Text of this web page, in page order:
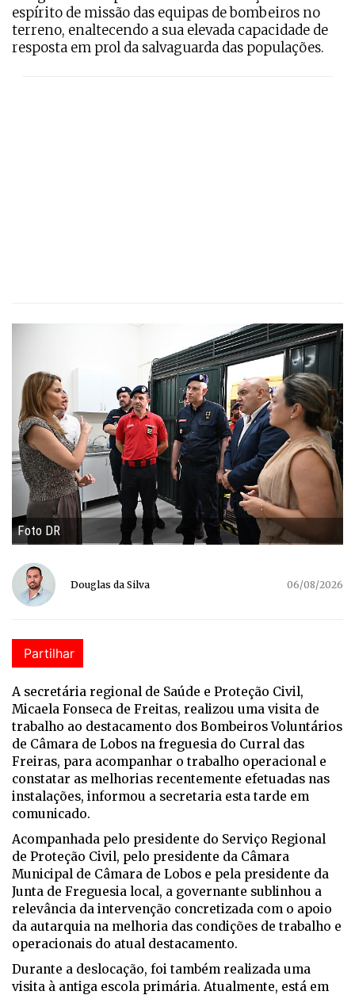
espírito de missão das equipas de bombeiros no
terreno, enaltecendo a sua elevada capacidade de
resposta em prol da salvaguarda das populações.
Foto DR
Douglas da Silva 06/08/2026
Partilhar
A secretária regional de Saúde e Proteção Civil,
Micaela Fonseca de Freitas, realizou uma visita de
trabalho ao destacamento dos Bombeiros Voluntários
de Câmara de Lobos na freguesia do Curral das
Freiras, para acompanhar o trabalho operacional e
constatar as melhorias recentemente efetuadas nas
instalações, informou a secretaria esta tarde em
comunicado.
Acompanhada pelo presidente do Serviço Regional
de Proteção Civil, pelo presidente da Câmara
Municipal de Câmara de Lobos e pela presidente da
Junta de Freguesia local, a governante sublinhou a
relevância da intervenção concretizada com o apoio
da autarquia na melhoria das condições de trabalho e
operacionais do atual destacamento.
Durante a deslocação, foi também realizada uma
visita à antiga escola primária. Atualmente, está em